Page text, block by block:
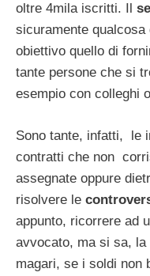
oltre 4mila iscritti. Il
sicuramente
obiettivo quello di
tante persone che si
esempio con colleghi
Sono tante, infatti, le
contratti che non
assegnate oppure
risolvere le
appunto, ricorrere ad
avvocato, ma si sa,
magari, se i soldi non